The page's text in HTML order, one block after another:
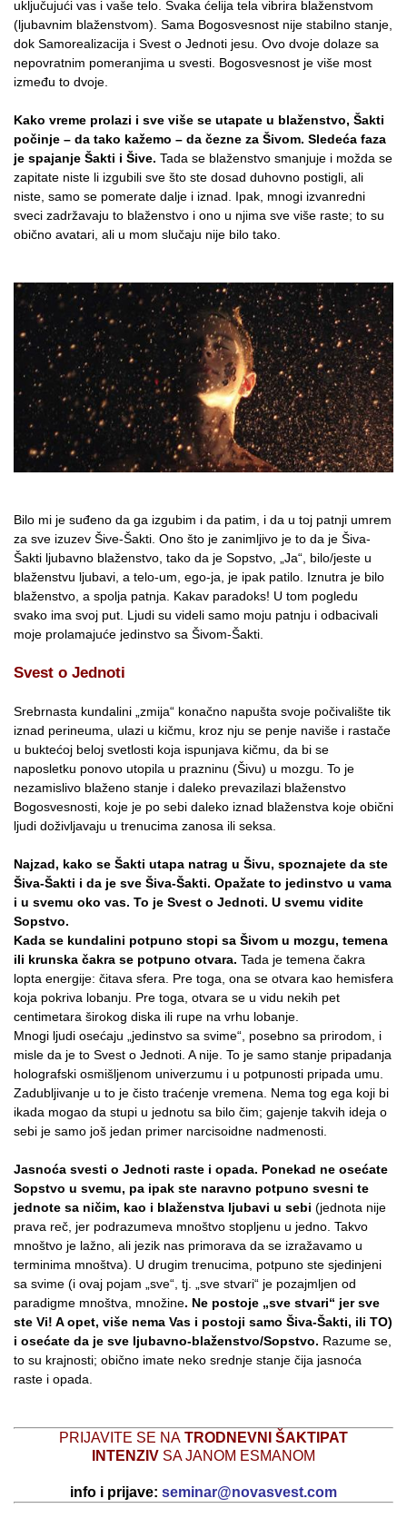
uključujući vas i vaše telo. Svaka ćelija tela vibrira blaženstvom
(ljubavnim blaženstvom). Sama Bogosvesnost nije stabilno stanje,
dok Samorealizacija i Svest o Jednoti jesu. Ovo dvoje dolaze sa
nepovratnim pomeranjima u svesti. Bogosvesnost je više most
između to dvoje.
Kako vreme prolazi i sve više se utapate u blaženstvo, Šakti
počinje – da tako kažemo – da čezne za Šivom. Sledeća faza
je spajanje Šakti i Šive. Tada se blaženstvo smanjuje i možda se
zapitate niste li izgubili sve što ste dosad duhovno postigli, ali
niste, samo se pomerate dalje i iznad. Ipak, mnogi izvanredni
sveci zadržavaju to blaženstvo i ono u njima sve više raste; to su
obično avatari, ali u mom slučaju nije bilo tako.
Bilo mi je suđeno da ga izgubim i da patim, i da u toj patnji umrem
za sve izuzev Šive-Šakti. Ono što je zanimljivo je to da je Šiva-
Šakti ljubavno blaženstvo, tako da je Sopstvo, „Ja“, bilo/jeste u
blaženstvu ljubavi, a telo-um, ego-ja, je ipak patilo. Iznutra je bilo
blaženstvo, a spolja patnja. Kakav paradoks! U tom pogledu
svako ima svoj put. Ljudi su videli samo moju patnju i odbacivali
moje prolamajuće jedinstvo sa Šivom-Šakti.
Svest o Jednoti
Srebrnasta kundalini „zmija“ konačno napušta svoje počivalište tik
iznad perineuma, ulazi u kičmu, kroz nju se penje naviše i rastače
u buktećoj beloj svetlosti koja ispunjava kičmu, da bi se
naposletku ponovo utopila u prazninu (Šivu) u mozgu. To je
nezamislivo blaženo stanje i daleko prevazilazi blaženstvo
Bogosvesnosti, koje je po sebi daleko iznad blaženstva koje obični
ljudi doživljavaju u trenucima zanosa ili seksa.
Najzad, kako se Šakti utapa natrag u Šivu, spoznajete da ste
Šiva-Šakti i da je sve Šiva-Šakti. Opažate to jedinstvo u vama
i u svemu oko vas. To je Svest o Jednoti. U svemu vidite
Sopstvo.
Kada se kundalini potpuno stopi sa Šivom u mozgu, temena
ili krunska čakra se potpuno otvara. Tada je temena čakra
lopta energije: čitava sfera. Pre toga, ona se otvara kao hemisfera
koja pokriva lobanju. Pre toga, otvara se u vidu nekih pet
centimetara širokog diska ili rupe na vrhu lobanje.
Mnogi ljudi osećaju „jedinstvo sa svime“, posebno sa prirodom, i
misle da je to Svest o Jednoti. A nije. To je samo stanje pripadanja
holografski osmišljenom univerzumu i u potpunosti pripada umu.
Zadubljivanje u to je čisto traćenje vremena. Nema tog ega koji bi
ikada mogao da stupi u jednotu sa bilo čim; gajenje takvih ideja o
sebi je samo još jedan primer narcisoidne nadmenosti.
Jasnoća svesti o Jednoti raste i opada. Ponekad ne osećate
Sopstvo u svemu, pa ipak ste naravno potpuno svesni te
jednote sa ničim, kao i blaženstva ljubavi u sebi (jednota nije
prava reč, jer podrazumeva mnoštvo stopljenu u jedno. Takvo
mnoštvo je lažno, ali jezik nas primorava da se izražavamo u
terminima mnoštva). U drugim trenucima, potpuno ste sjedinjeni
sa svime (i ovaj pojam „sve“, tj. „sve stvari“ je pozajmljen od
paradigme mnoštva, množine. Ne postoje „sve stvari“ jer sve
ste Vi! A opet, više nema Vas i postoji samo Šiva-Šakti, ili TO)
i osećate da je sve ljubavno-blaženstvo/Sopstvo. Razume se,
to su krajnosti; obično imate neko srednje stanje čija jasnoća
raste i opada.
PRIJAVITE SE NA TRODNEVNI ŠAKTIPAT
INTENZIV SA JANOM ESMANOM
info i prijave: seminar@novasvest.com